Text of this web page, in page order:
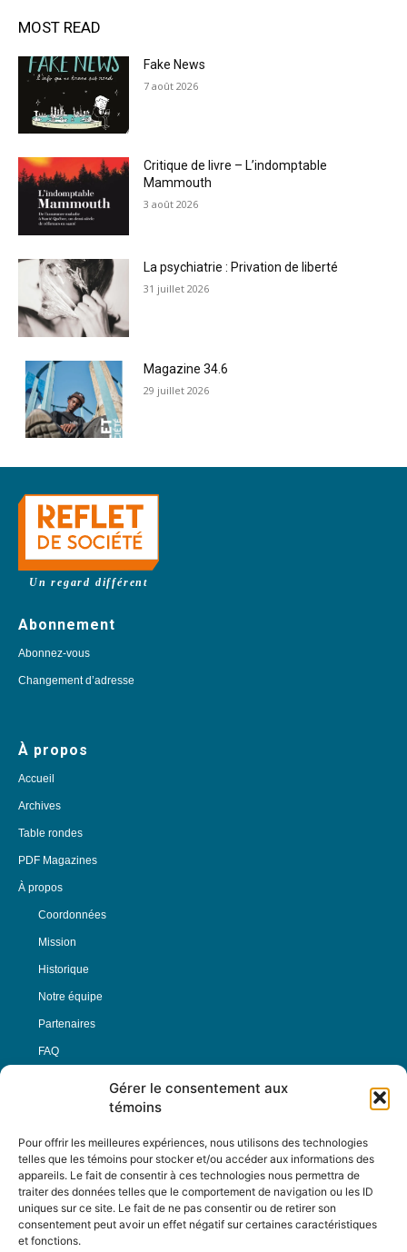
Gérer le consentement aux
témoins
Pour offrir les meilleures expériences, nous utilisons des technologies
telles que les témoins pour stocker et/ou accéder aux informations des
appareils. Le fait de consentir à ces technologies nous permettra de
traiter des données telles que le comportement de navigation ou les ID
uniques sur ce site. Le fait de ne pas consentir ou de retirer son
consentement peut avoir un effet négatif sur certaines caractéristiques
et fonctions.
MOST READ
Fake News
7 août 2026
Critique de livre – L’indomptable
Mammouth
3 août 2026
La psychiatrie : Privation de liberté
31 juillet 2026
Magazine 34.6
29 juillet 2026
Un regard différent
Abonnement
Abonnez-vous
Changement d’adresse
À propos
Accueil
Archives
Table rondes
PDF Magazines
À propos
Coordonnées
Mission
Historique
Notre équipe
Partenaires
FAQ
Nous Suivre